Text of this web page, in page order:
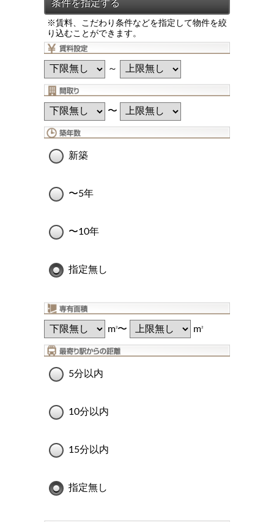
※賃料、こだわり条件などを指定して物件を絞
り込むことができます。
～
〜
新築
〜5年
〜10年
指定無し
m2〜 m2
5分以内
10分以内
15分以内
指定無し